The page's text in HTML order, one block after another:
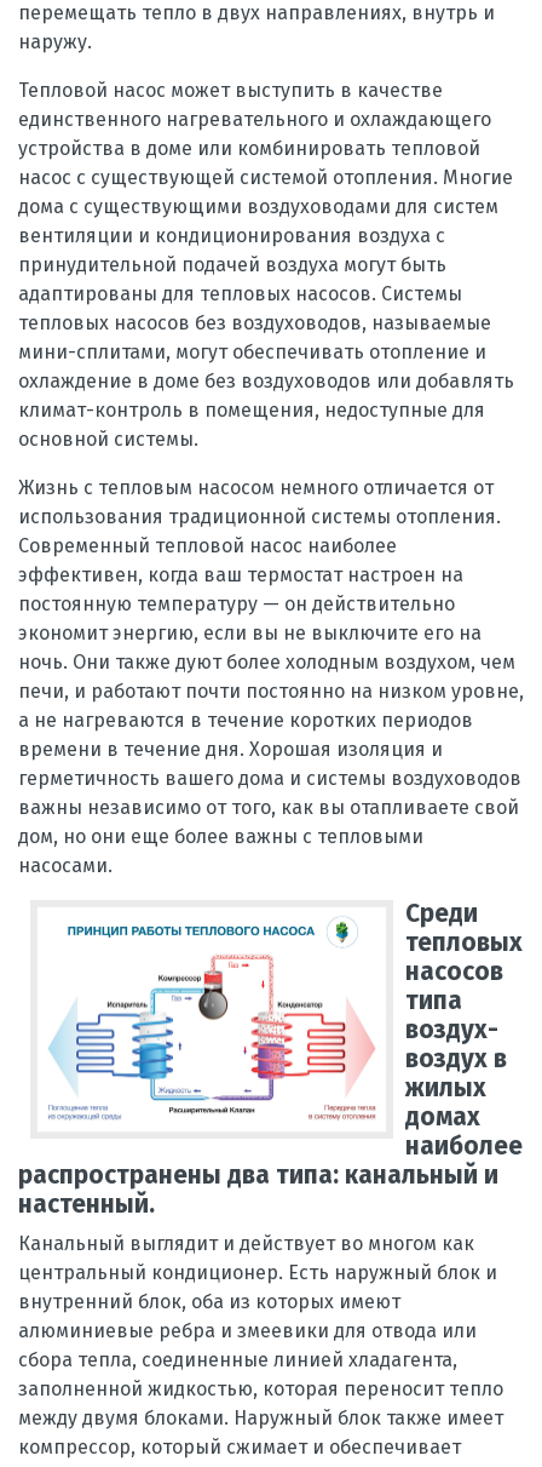
перемещать тепло в двух направлениях, внутрь и
наружу.
Тепловой насос может выступить в качестве
единственного нагревательного и охлаждающего
устройства в доме или комбинировать тепловой
насос с существующей системой отопления. Многие
дома с существующими воздуховодами для систем
вентиляции и кондиционирования воздуха с
принудительной подачей воздуха могут быть
адаптированы для тепловых насосов. Системы
тепловых насосов без воздуховодов, называемые
мини-сплитами, могут обеспечивать отопление и
охлаждение в доме без воздуховодов или добавлять
климат-контроль в помещения, недоступные для
основной системы.
Жизнь с тепловым насосом немного отличается от
использования традиционной системы отопления.
Современный тепловой насос наиболее
эффективен, когда ваш термостат настроен на
постоянную температуру — он действительно
экономит энергию, если вы не выключите его на
ночь. Они также дуют более холодным воздухом, чем
печи, и работают почти постоянно на низком уровне,
а не нагреваются в течение коротких периодов
времени в течение дня. Хорошая изоляция и
герметичность вашего дома и системы воздуховодов
важны независимо от того, как вы отапливаете свой
дом, но они еще более важны с тепловыми
насосами.
Среди
тепловых
насосов
типа
воздух-
воздух в
жилых
домах
наиболее
распространены два типа: канальный и
настенный.
Канальный выглядит и действует во многом как
центральный кондиционер. Есть наружный блок и
внутренний блок, оба из которых имеют
алюминиевые ребра и змеевики для отвода или
сбора тепла, соединенные линией хладагента,
заполненной жидкостью, которая переносит тепло
между двумя блоками. Наружный блок также имеет
компрессор, который сжимает и обеспечивает